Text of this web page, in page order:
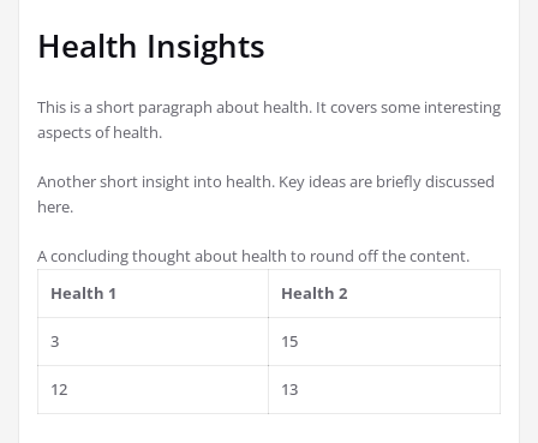
Health Insights
This is a short paragraph about health. It covers some interesting
aspects of health.
Another short insight into health. Key ideas are briefly discussed
here.
A concluding thought about health to round off the content.
Health 1
Health 2
3 15
12 13